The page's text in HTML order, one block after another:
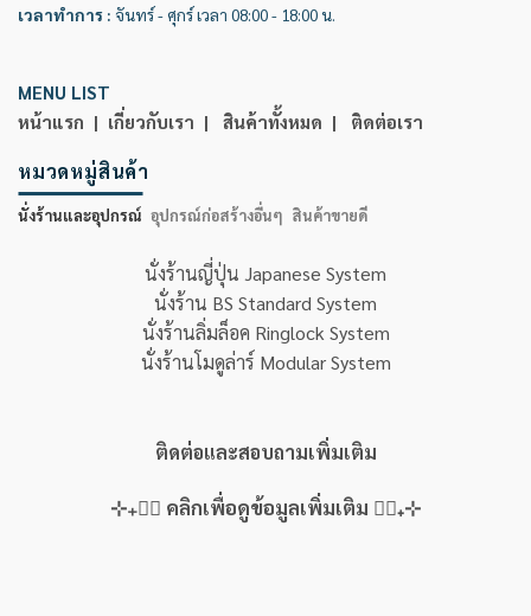
เวลาทำการ : จันทร์ - ศุกร์ เวลา 08:00 - 18:00 น.
MENU LIST
หน้าแรก | เกี่ยวกับเรา | สินค้าทั้งหมด | ติดต่อเรา
หมวดหมู่สินค้า
นั่งร้านและอุปกรณ์ อุปกรณ์ก่อสร้างอื่นๆ สินค้าขายดี
นั่งร้านญี่ปุ่น Japanese System
นั่งร้าน BS Standard System
นั่งร้านลิ่มล็อค Ringlock System
นั่งร้านโมดูล่าร์ Modular System
ติดต่อและสอบถามเพิ่มเติม
⊹₊👇🏻 คลิกเพื่อดูข้อมูลเพิ่มเติม 👇🏻₊⊹